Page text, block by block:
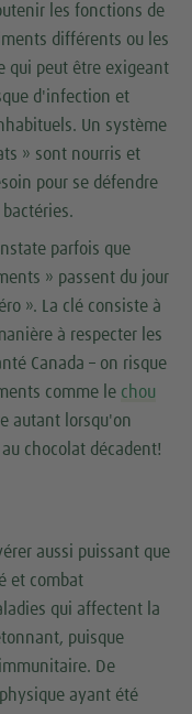
les fonctions de
différents ou les
qui peut être exigeant
d'infection et
Un système
» sont nourris et
pour se défendre
parfois que
» passent du jour
». La clé consiste à
à respecter les
Canada – on risque
comme le chou
autant lorsqu'on
chocolat décadent!
aussi puissant que
et combat
qui affectent la
puisque
De
ayant été